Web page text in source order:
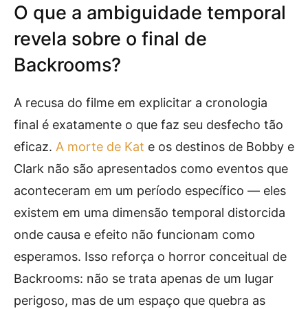
O que a ambiguidade temporal
revela sobre o final de
Backrooms?
A recusa do filme em explicitar a cronologia
final é exatamente o que faz seu desfecho tão
eficaz. A morte de Kat e os destinos de Bobby e
Clark não são apresentados como eventos que
aconteceram em um período específico — eles
existem em uma dimensão temporal distorcida
onde causa e efeito não funcionam como
esperamos. Isso reforça o horror conceitual de
Backrooms: não se trata apenas de um lugar
perigoso, mas de um espaço que quebra as